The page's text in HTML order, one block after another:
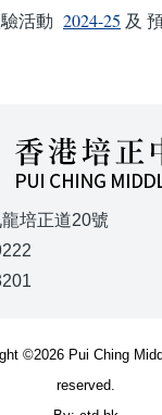
活動 2024-25 及
培正道20號
©2026 Pui Ching
reserved.